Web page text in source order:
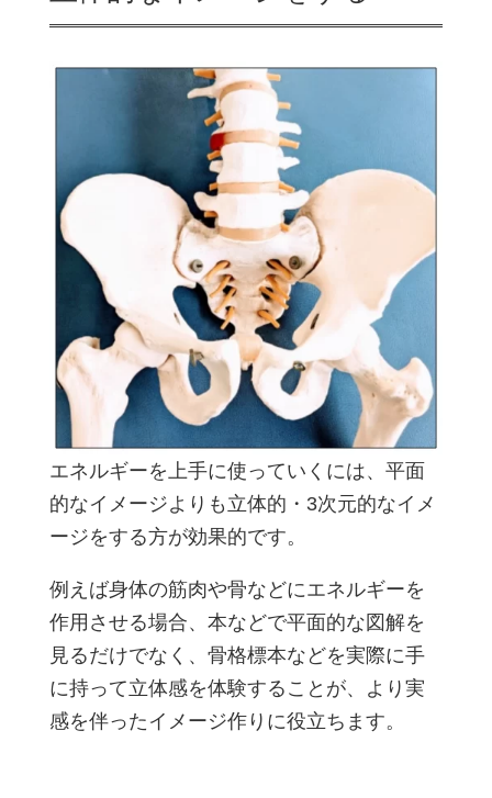
エネルギーを上手に使っていくには、平面
的なイメージよりも立体的・3次元的なイメ
ージをする方が効果的です。
例えば身体の筋肉や骨などにエネルギーを
作用させる場合、本などで平面的な図解を
見るだけでなく、骨格標本などを実際に手
に持って立体感を体験することが、より実
感を伴ったイメージ作りに役立ちます。